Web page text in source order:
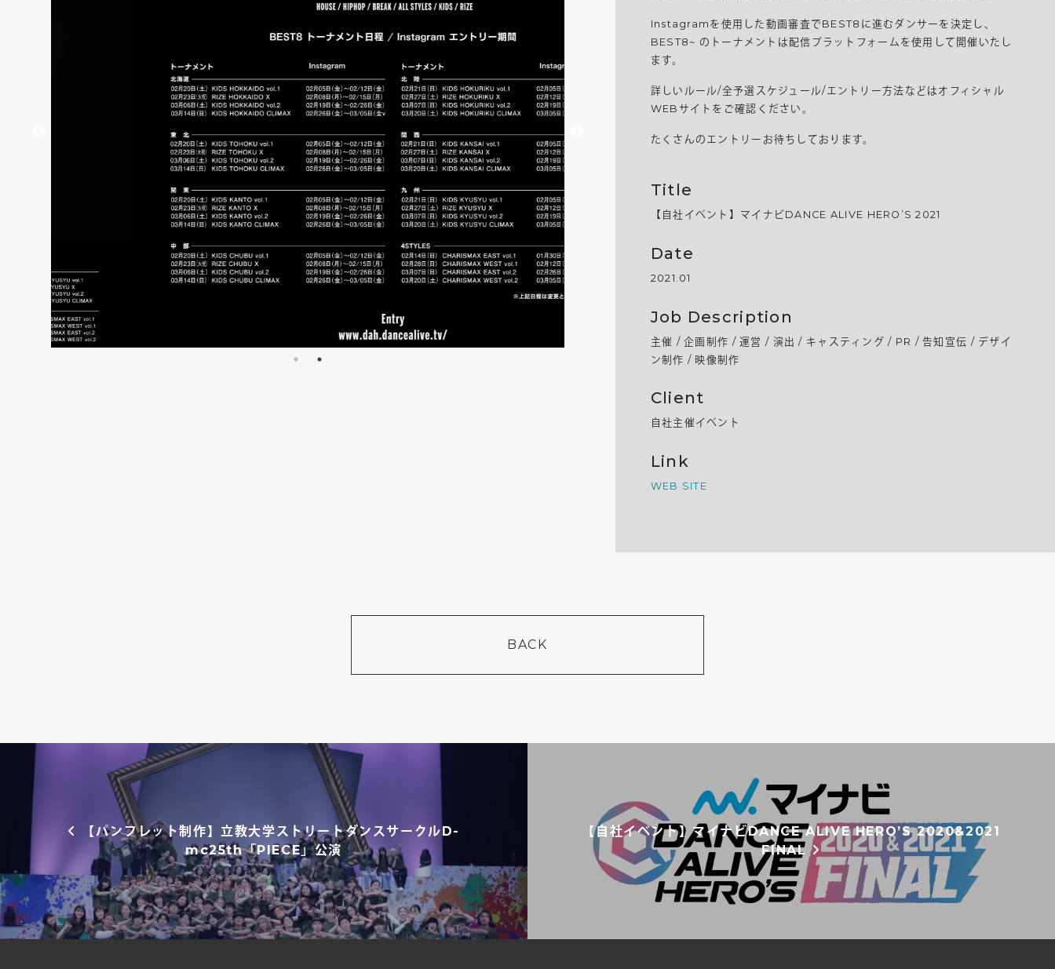
Instagram を使用した動画審査でBEST8 に進むダンサーを決定し、
BEST8~ のトーナメントは配信プラットフォームを使用して開催いたし
ます。
詳しいルール/全予選スケジュール/ エントリー方法などはオフィシャル
WEB サイトをご確認ください。
たくさんのエントリーお待ちしております。
Title
【自社イベント】マイナビDANCE ALIVE HERO’S 2021
Date
2021.01
Job Description
主催 / 企画制作 / 運営 / 演出 / キャスティング / PR / 告知宣伝 / デザイ
ン制作 / 映像制作
Client
自社主催イベント
Link
WEB SITE
BACK
投稿ナビゲーション
【パンフレット制作】立教大学ストリートダンスサークルD-
mc25th「PIECE」公演
【自社イベント】マイナビDANCE ALIVE HERO’S 2020&2021
FINAL